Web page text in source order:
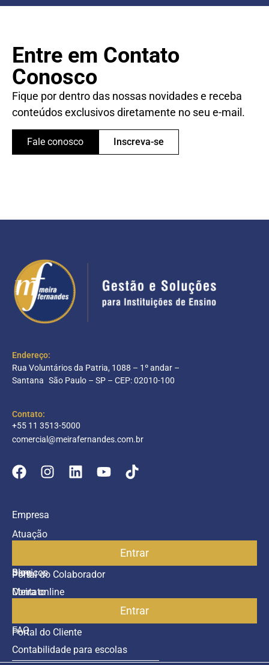
Entre em Contato
Conosco
Fique por dentro das nossas novidades e receba
conteúdos exclusivos diretamente no seu e-mail.
Fale conosco Inscreva-se
Endereço:
Rua Voluntários da Patria, 1088 – 1º andar –
Santana São Paulo – SP – CEP: 02010-100
Contato:
+55 11 3513-5000
comercial@meirafernandes.com.br
Empresa
Atuação
Blog
Contato
Portal do Colaborador
Entrar
Serviços
Meira online
FAQ
Contabilidade para escolas
Portal do Cliente
Entrar